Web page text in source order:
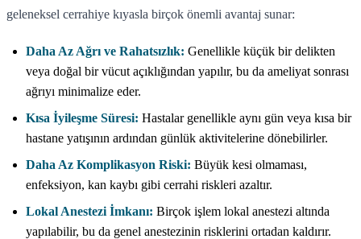
geleneksel cerrahiye kıyasla birçok önemli avantaj sunar:
Daha Az Ağrı ve Rahatsızlık: Genellikle küçük bir delikten
veya doğal bir vücut açıklığından yapılır, bu da ameliyat sonrası
ağrıyı minimalize eder.
Kısa İyileşme Süresi: Hastalar genellikle aynı gün veya kısa bir
hastane yatışının ardından günlük aktivitelerine dönebilirler.
Daha Az Komplikasyon Riski: Büyük kesi olmaması,
enfeksiyon, kan kaybı gibi cerrahi riskleri azaltır.
Lokal Anestezi İmkanı: Birçok işlem lokal anestezi altında
yapılabilir, bu da genel anestezinin risklerini ortadan kaldırır.